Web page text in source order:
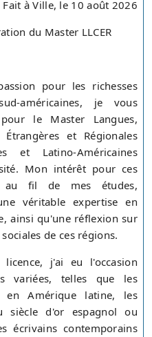
Fait à Ville, le 10 août 2026
du Master LLCER
pour les richesses
américaines, je vous
le Master Langues,
et Régionales
et Latino-Américaines
Mon intérêt pour ces
au fil de mes études,
véritable expertise en
ainsi qu'une réflexion sur
de ces régions.
j'ai eu l'occasion
variées, telles que les
en Amérique latine, les
siècle d'or espagnol ou
écrivains contemporains